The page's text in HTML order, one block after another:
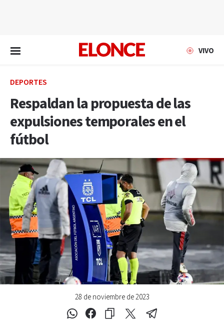
VIVO
DEPORTES
Respaldan la propuesta de las
expulsiones temporales en el
fútbol
28 de noviembre de 2023